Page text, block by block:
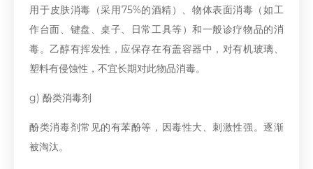
用于皮肤消毒（采用75%的酒精）、物体表面消毒（如工
作台面、键盘、桌子、日常工具等）和一般诊疗物品的消
毒。乙醇有挥发性，应保存在有盖容器中，对有机玻璃、
塑料有侵蚀性，不宜长期对此物品消毒。
g) 酚类消毒剂
酚类消毒剂常见的有苯酚等，因毒性大、刺激性强。逐渐
被淘汰。